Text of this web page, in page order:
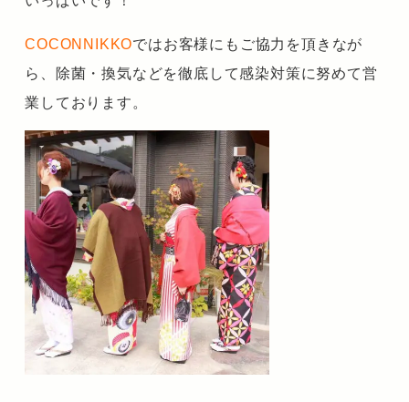
COCONNIKKOではお客様にもご協力を頂きなが
ら、
除菌・換気などを徹底して感染対策に努めて営
業しております。